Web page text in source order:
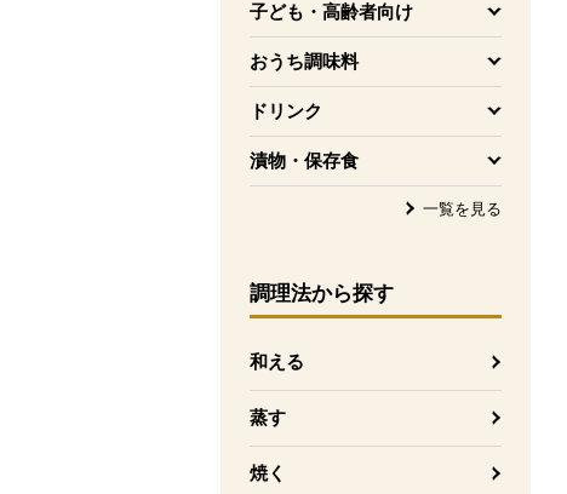
子ども・高齢者向け
を開く
おうち調味料
を開く
ドリンク
を開く
漬物・保存食
を開く
一覧を見る
調理法から探す
和える
蒸す
焼く